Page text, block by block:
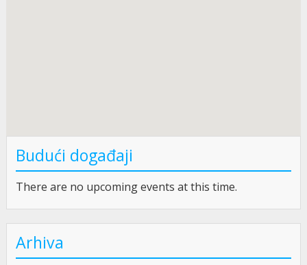
Budući događaji
There are no upcoming events at this time.
Arhiva